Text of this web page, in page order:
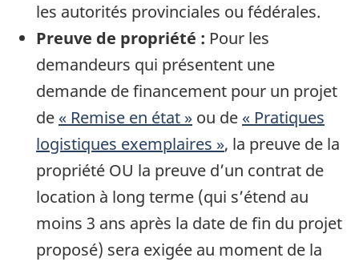
les autorités provinciales ou fédérales.
Preuve de propriété : Pour les
demandeurs qui présentent une
demande de financement pour un projet
de « Remise en état » ou de « Pratiques
logistiques exemplaires », la preuve de la
propriété OU la preuve d’un contrat de
location à long terme (qui s’étend au
moins 3 ans après la date de fin du projet
proposé) sera exigée au moment de la